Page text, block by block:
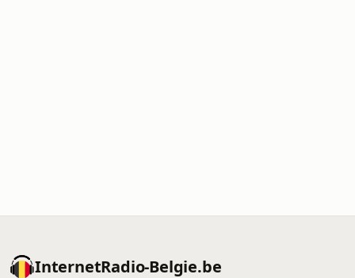
InternetRadio-Belgie.be